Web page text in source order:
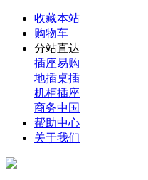
收藏本站
购物车
分站直达
插座易购
地插桌插
机柜插座
商务中国
帮助中心
关于我们